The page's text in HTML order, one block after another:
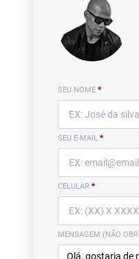
SEU NOME *
SEU E-MAIL *
CELULAR *
MENSAGEM (NÃO